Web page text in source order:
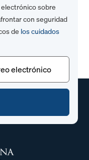
sobre
con seguridad
de los cuidados